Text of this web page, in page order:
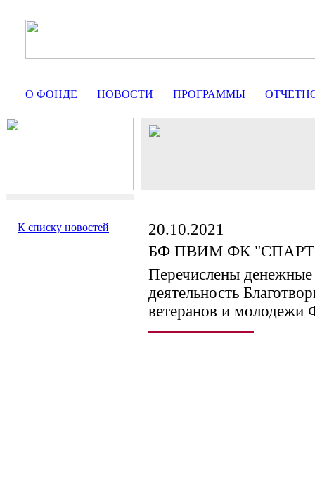
О ФОНДЕ НОВОСТИ ПРОГРАММЫ
К списку новостей
20.10.2021
БФ ПВИМ ФК
Перечислены денежные
деятельность
ветеранов и